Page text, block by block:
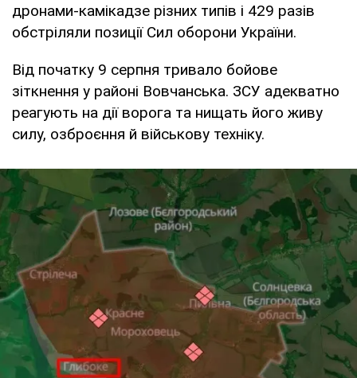
дронами-камікадзе різних типів і 429 разів
обстріляли позиції Сил оборони України.
Від початку 9 серпня тривало бойове
зіткнення у районі Вовчанська. ЗСУ адекватно
реагують на дії ворога та нищать його живу
силу, озброєння й військову техніку.